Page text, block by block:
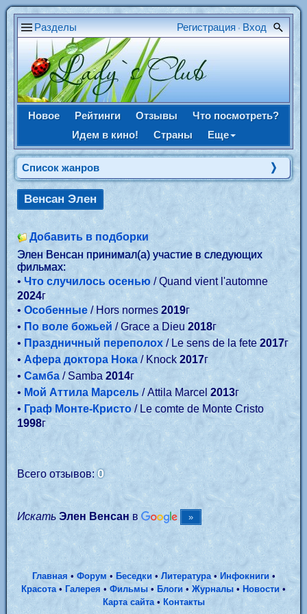
Разделы Регистрация • Вход
Новое Рейтинги Отзывы
Что посмотреть?
Идем в кино!
Страны Еще
Список жанров
Венсан Элен
Добавить в подборки
Элен Венсан принимал(а) участие в следующих
фильмах:
•Что случилось осенью / Quand vient l'automne
2024г
• Особенные/ Hors normes 2019г
• По воле божьей / Grace a Dieu 2018г
• Праздничный переполох / Le sens de la fete2017г
• Афера доктора Нока / Knock2017г
• Самба / Samba 2014г
• Мой Аттила Марсель / Attila Marcel2013г
• Граф Монте-Кристо / Le comte de Monte Cristo
1998г
Всего отзывов:0
Искать Элен Венсан в
Главная • Форум • Беседки• Литература• Инфокниги•
Красота• Галерея •Фильмы• Блоги •Журналы• Новости •
Карта сайта• Контакты